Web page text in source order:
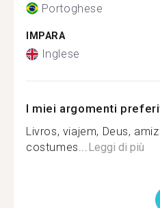
Portoghese
IMPARA
Inglese
I miei argomenti
Livros, viajem, Deus,
costumes...Leggi di più